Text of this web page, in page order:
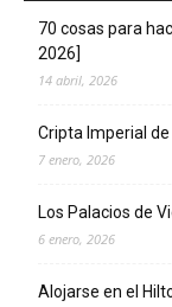
70 cosas para
2026]
14 abril, 2026
Cripta Imperial
7 enero, 2026
Los Palacios de
6 enero, 2026
Alojarse en el